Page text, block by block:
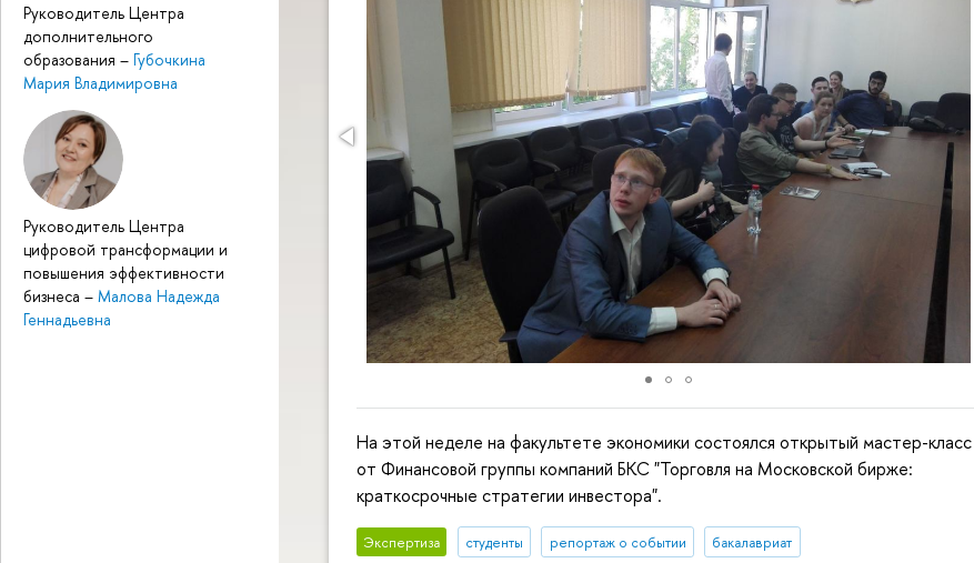
Руководитель Центра
дополнительного
образования – Губочкина
Мария Владимировна
Руководитель Центра
цифровой трансформации и
повышения эффективности
бизнеса – Малова Надежда
Геннадьевна
На этой неделе на факультете экономики состоялся открытый мастер-класс
от Финансовой группы компаний БКС "Торговля на Московской бирже:
краткосрочные стратегии инвестора".
Экспертиза студенты репортаж о событии бакалавриат